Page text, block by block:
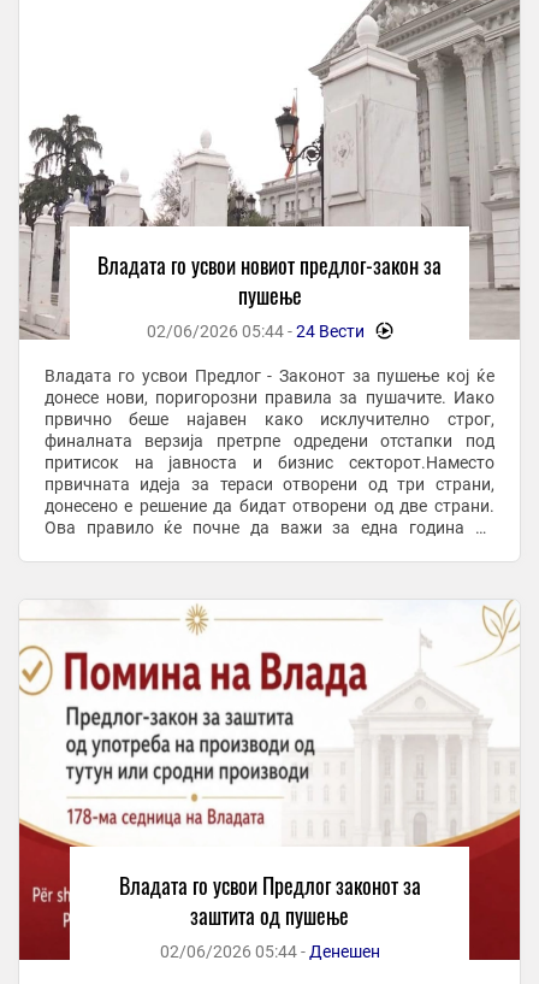
Владата го усвои новиот предлог-закон за
пушење
02/06/2026 05:44 -24 Вести -
Владата го усвои Предлог - Законот за пушење кој ќе
донесе нови, поригорозни правила за пушачите. Иако
првично беше најавен како исклучително строг,
финалната верзија претрпе одредени отстапки под
притисок на јавноста и бизнис секторот.Наместо
првичната идеја за тераси отворени од три страни,
донесено е решение да бидат отворени од две страни.
Ова правило ќе почне да важи за една година од
Владата го усвои Предлог законот за
заштита од пушење
02/06/2026 05:44 - Денешен